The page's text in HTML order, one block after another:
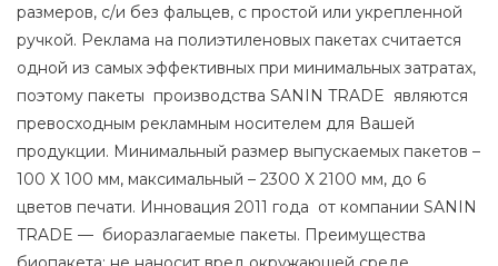
размеров, с/и без фальцев, с простой или укрепленной
ручкой. Реклама на полиэтиленовых пакетах считается
одной из самых эффективных при минимальных затратах,
поэтому пакеты производства SANIN TRADE являются
превосходным рекламным носителем для Вашей
продукции. Минимальный размер выпускаемых пакетов –
100 Х 100 мм, максимальный – 2300 Х 2100 мм, до 6
цветов печати. Инновация 2011 года от компании SANIN
TRADE — биоразлагаемые пакеты. Преимущества